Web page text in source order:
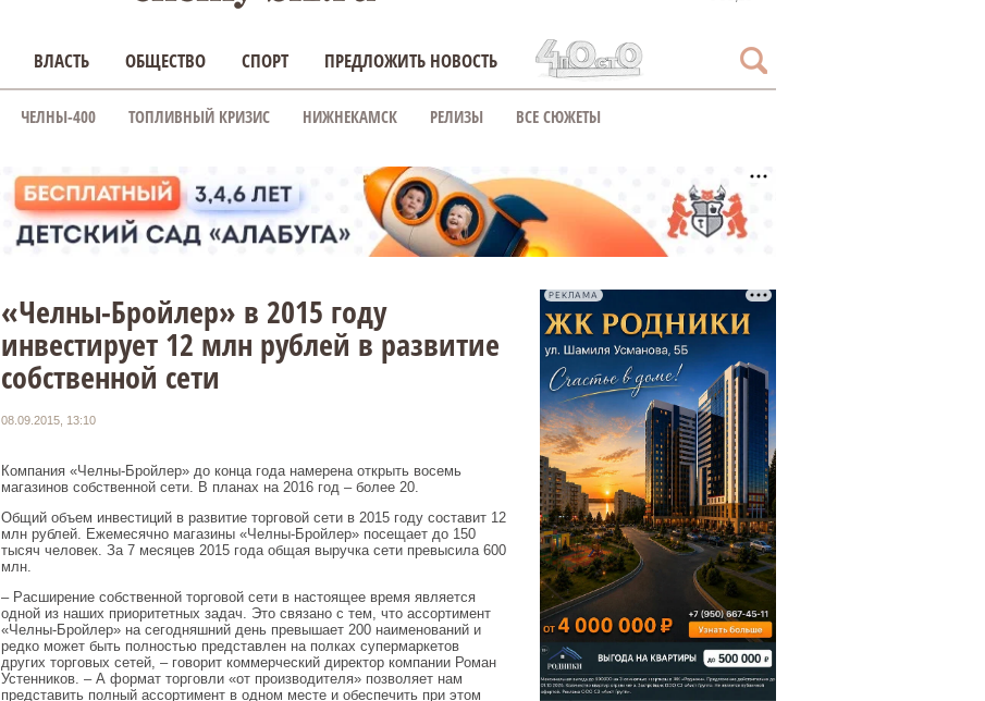
ВЛАСТЬ ОБЩЕСТВО СПОРТ ПРЕДЛОЖИТЬ НОВОСТЬ
ЧЕЛНЫ-400 ТОПЛИВНЫЙ КРИЗИС НИЖНЕКАМСК РЕЛИЗЫ ВСЕ СЮЖЕТЫ
«Челны-Бройлер» в 2015 году
инвестирует 12 млн рублей в развитие
собственной сети
08.09.2015, 13:10
Компания «Челны-Бройлер» до конца года намерена открыть восемь
магазинов собственной сети. В планах на 2016 год – более 20.
Общий объем инвестиций в развитие торговой сети в 2015 году составит 12
млн рублей. Ежемесячно магазины «Челны-Бройлер» посещает до 150
тысяч человек. За 7 месяцев 2015 года общая выручка сети превысила 600
млн.
– Расширение собственной торговой сети в настоящее время является
одной из наших приоритетных задач. Это связано с тем, что ассортимент
«Челны-Бройлер» на сегодняшний день превышает 200 наименований и
редко может быть полностью представлен на полках супермаркетов
других торговых сетей, – говорит коммерческий директор компании Роман
Устенников. – А формат торговли «от производителя» позволяет нам
представить полный ассортимент в одном месте и обеспечить при этом
РЕКЛАМА